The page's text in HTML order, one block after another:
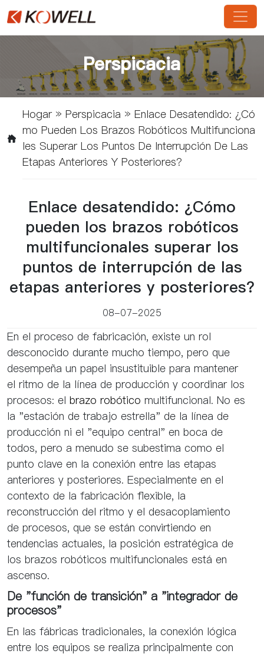
Perspicacia
Hogar» Perspicacia » Enlace Desatendido: ¿Có
Mo Pueden Los Brazos Robóticos Multifunciona
Les Superar Los Puntos De Interrupción De Las
Etapas Anteriores Y Posteriores?
Enlace desatendido: ¿Cómo
pueden los brazos robóticos
multifuncionales superar los
puntos de interrupción de las
etapas anteriores y posteriores?
08-07-2025
En el proceso de fabricación, existe un rol
desconocido durante mucho tiempo, pero que
desempeña un papel insustituible para mantener
el ritmo de la línea de producción y coordinar los
procesos: el brazo robótico multifuncional. No es
la "estación de trabajo estrella" de la línea de
producción ni el "equipo central" en boca de
todos, pero a menudo se subestima como el
punto clave en la conexión entre las etapas
anteriores y posteriores. Especialmente en el
contexto de la fabricación flexible, la
reconstrucción del ritmo y el desacoplamiento
de procesos, que se están convirtiendo en
tendencias actuales, la posición estratégica de
los brazos robóticos multifuncionales está en
ascenso.
De "función de transición" a "integrador de
procesos"
En las fábricas tradicionales, la conexión lógica
entre los equipos se realiza principalmente con